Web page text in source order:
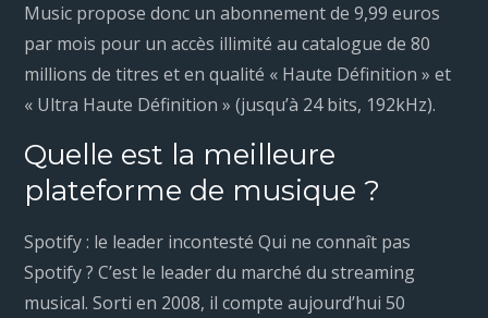
Music propose donc un abonnement de 9,99 euros
par mois pour un accès illimité au catalogue de 80
millions de titres et en qualité « Haute Définition » et
« Ultra Haute Définition » (jusqu’à 24 bits, 192kHz).
Quelle est la meilleure
plateforme de musique ?
Spotify : le leader incontesté Qui ne connaît pas
Spotify ? C’est le leader du marché du streaming
musical. Sorti en 2008, il compte aujourd’hui 50